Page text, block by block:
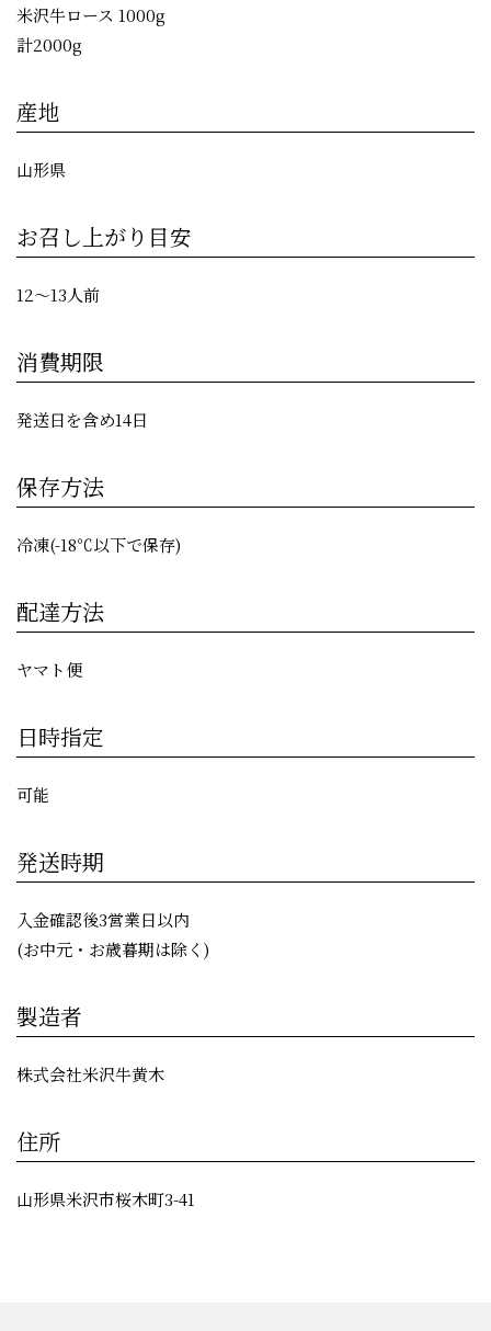
米沢牛ロース 1000g
計2000g
産地
山形県
お召し上がり目安
12〜13人前
消費期限
発送日を含め14日
保存方法
冷凍(-18℃以下で保存)
配達方法
ヤマト便
日時指定
可能
発送時期
入金確認後3営業日以内
(お中元・お歳暮期は除く)
製造者
株式会社米沢牛黄木
住所
山形県米沢市桜木町3-41